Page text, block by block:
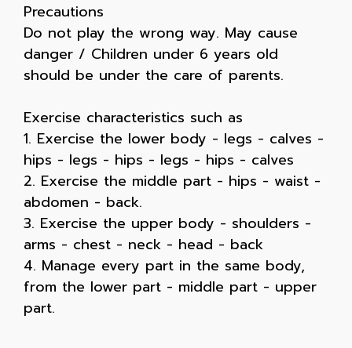
Precautions
Do not play the wrong way. May cause
danger / Children under 6 years old
should be under the care of parents.
Exercise characteristics such as
1. Exercise the lower body - legs - calves -
hips - legs - hips - legs - hips - calves
2. Exercise the middle part - hips - waist -
abdomen - back.
3. Exercise the upper body - shoulders -
arms - chest - neck - head - back
4. Manage every part in the same body,
from the lower part - middle part - upper
part.